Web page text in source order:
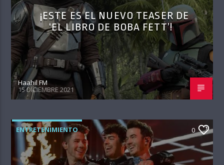
¡ESTE ES EL NUEVO TEASER DE
‘EL LIBRO DE BOBA FETT’!
Haahil FM
15 DICIEMBRE 2021
ENTRETENIMIENTO 0